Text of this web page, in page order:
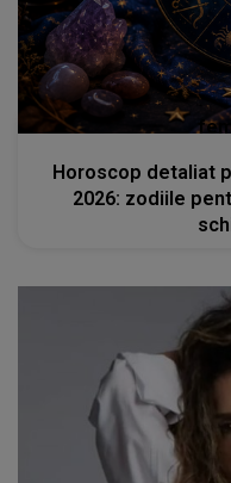
Horoscop detaliat
2026: zodiile